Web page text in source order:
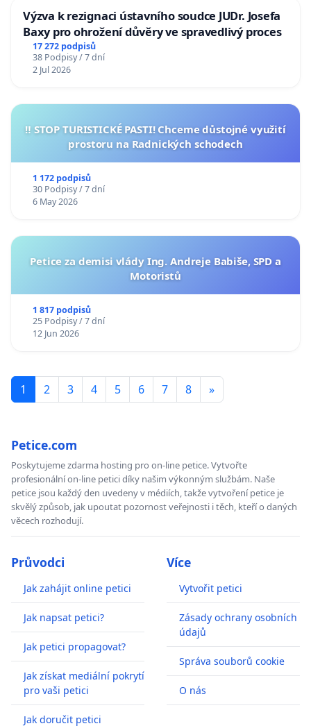
Výzva k rezignaci ústavního soudce JUDr. Josefa
Baxy pro ohrožení důvěry ve spravedlivý proces
17 272 podpisů
38 Podpisy / 7 dní
2 Jul 2026
‼️ STOP TURISTICKÉ PASTI! Chceme důstojné využití
prostoru na Radnických schodech
1 172 podpisů
30 Podpisy / 7 dní
6 May 2026
Petice za demisi vlády Ing. Andreje Babiše, SPD a
Motoristů
1 817 podpisů
25 Podpisy / 7 dní
12 Jun 2026
1 2 3 4 5 6 7 8 »
Petice.com
Poskytujeme zdarma hosting pro on-line petice. Vytvořte
profesionální on-line petici díky našim výkonným službám. Naše
petice jsou každý den uvedeny v médiích, takže vytvoření petice je
skvělý způsob, jak upoutat pozornost veřejnosti i těch, kteří o daných
věcech rozhodují.
Průvodci
Jak zahájit online petici
Jak napsat petici?
Jak petici propagovat?
Jak získat mediální pokrytí
pro vaši petici
Jak doručit petici
Více
Vytvořit petici
Zásady ochrany osobních
údajů
Správa souborů cookie
O nás